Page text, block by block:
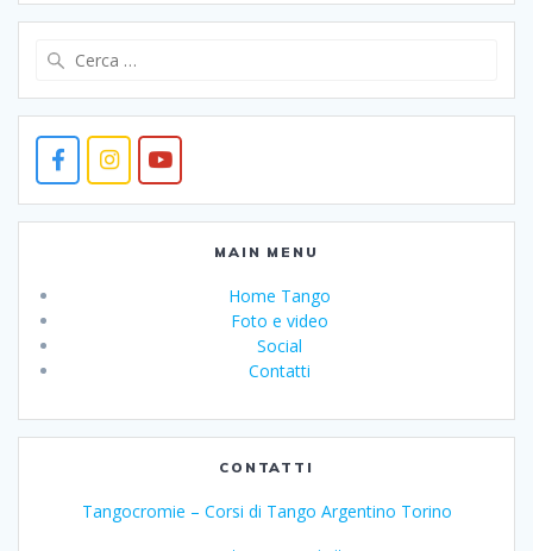
MAIN MENU
Home Tango
Foto e video
Social
Contatti
CONTATTI
Tangocromie – Corsi di Tango Argentino Torino